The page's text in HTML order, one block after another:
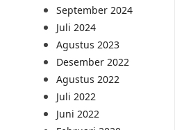
September 2024
Juli 2024
Agustus 2023
Desember 2022
Agustus 2022
Juli 2022
Juni 2022